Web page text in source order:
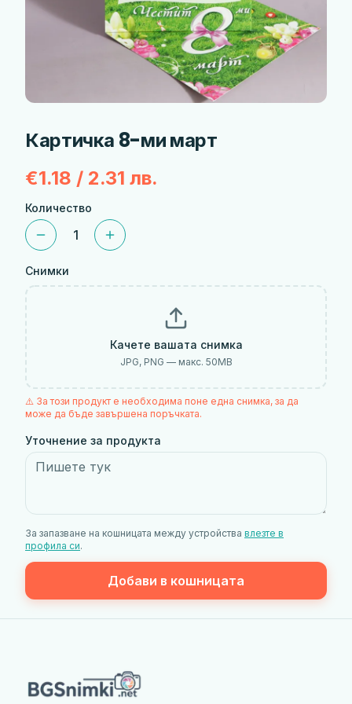
Картичка 8-ми март
€1.18 / 2.31 лв.
Количество
1
Снимки
Качете вашата снимка
JPG, PNG — макс. 50MB
⚠️ За този продукт е необходима поне една снимка, за да
може да бъде завършена поръчката.
Уточнение за продукта
За запазване на кошницата между устройства влезте в
профила си.
Добави в кошницата